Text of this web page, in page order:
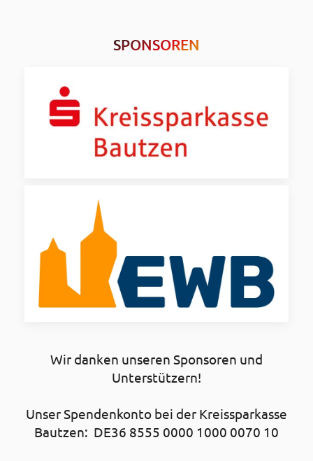
SPONSOREN
Wir danken unseren Sponsoren und
Unterstützern!
Unser Spendenkonto bei der Kreissparkasse
Bautzen: DE36 8555 0000 1000 0070 10